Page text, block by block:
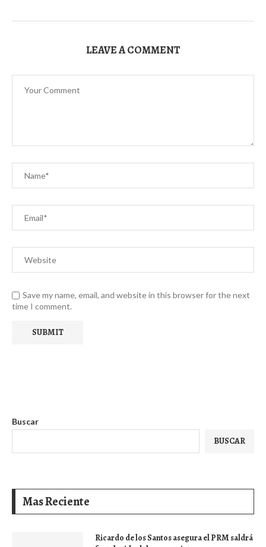
LEAVE A COMMENT
Save my name, email, and website in this browser for the next
time I comment.
Buscar
BUSCAR
Mas Reciente
Ricardo de los Santos asegura el PRM saldrá